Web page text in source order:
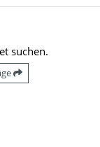
suchen.